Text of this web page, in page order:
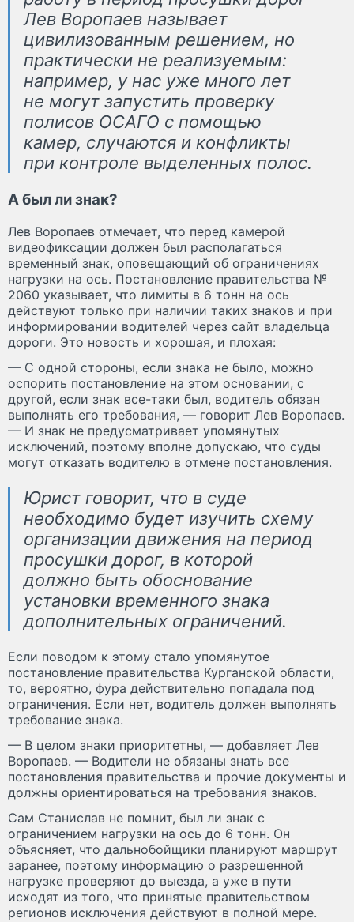
Лев Воропаев называет
цивилизованным решением, но
практически не реализуемым:
например, у нас уже много лет
не могут запустить проверку
полисов ОСАГО с помощью
камер, случаются и конфликты
при контроле выделенных полос.
А был ли знак?
Лев Воропаев отмечает, что перед камерой
видеофиксации должен был располагаться
временный знак, оповещающий об ограничениях
нагрузки на ось. Постановление правительства №
2060 указывает, что лимиты в 6 тонн на ось
действуют только при наличии таких знаков и при
информировании водителей через сайт владельца
дороги. Это новость и хорошая, и плохая:
— С одной стороны, если знака не было, можно
оспорить постановление на этом основании, с
другой, если знак все-таки был, водитель обязан
выполнять его требования, — говорит Лев Воропаев.
— И знак не предусматривает упомянутых
исключений, поэтому вполне допускаю, что суды
могут отказать водителю в отмене постановления.
Юрист говорит, что в суде
необходимо будет изучить схему
организации движения на период
просушки дорог, в которой
должно быть обоснование
установки временного знака
дополнительных ограничений.
Если поводом к этому стало упомянутое
постановление правительства Курганской области,
то, вероятно, фура действительно попадала под
ограничения. Если нет, водитель должен выполнять
требование знака.
— В целом знаки приоритетны, — добавляет Лев
Воропаев. — Водители не обязаны знать все
постановления правительства и прочие документы и
должны ориентироваться на требования знаков.
Сам Станислав не помнит, был ли знак с
ограничением нагрузки на ось до 6 тонн. Он
объясняет, что дальнобойщики планируют маршрут
заранее, поэтому информацию о разрешенной
нагрузке проверяют до выезда, а уже в пути
исходят из того, что принятые правительством
регионов исключения действуют в полной мере.